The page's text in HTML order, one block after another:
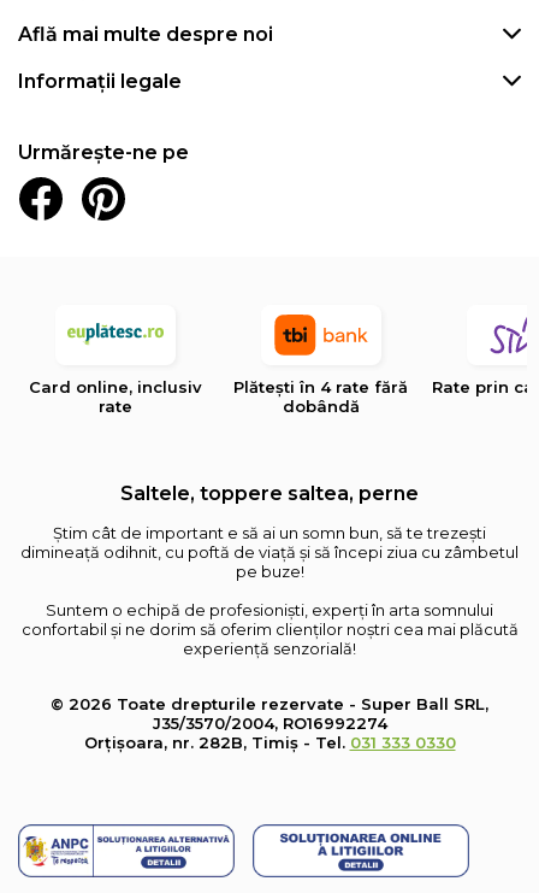
Află mai multe despre noi
Informații legale
Urmărește-ne pe
Card online, inclusiv
rate
Plătești în 4 rate fără
dobândă
Rate prin
Saltele, toppere saltea, perne
Știm cât de important e să ai un somn bun, să te trezești
dimineață odihnit, cu poftă de viață și să începi ziua cu zâmbetul
pe buze!
Suntem o echipă de profesioniști, experți în arta somnului
confortabil și ne dorim să oferim clienților noștri cea mai plăcută
experiență senzorială!
© 2026 Toate drepturile rezervate - Super Ball SRL,
J35/3570/2004, RO16992274
Orțișoara, nr. 282B, Timiș - Tel. 031 333 0330